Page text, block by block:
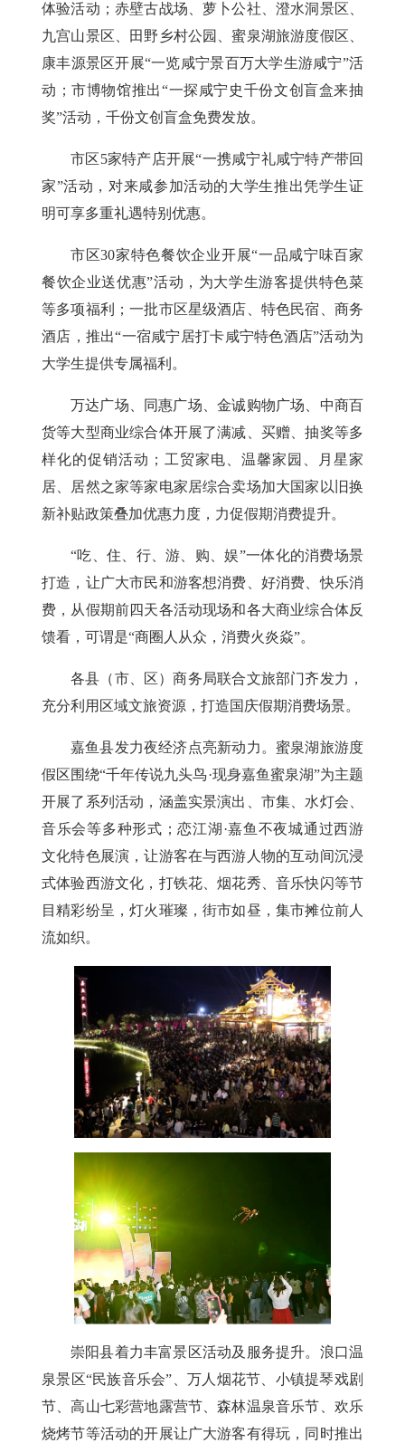
体验活动；赤壁古战场、萝卜公社、澄水洞景区、
九宫山景区、田野乡村公园、蜜泉湖旅游度假区、
康丰源景区开展“一览咸宁景百万大学生游咸宁”活
动；市博物馆推出“一探咸宁史千份文创盲盒来抽
奖”活动，千份文创盲盒免费发放。
市区5家特产店开展“一携咸宁礼咸宁特产带回
家”活动，对来咸参加活动的大学生推出凭学生证
明可享多重礼遇特别优惠。
市区30家特色餐饮企业开展“一品咸宁味百家
餐饮企业送优惠”活动，为大学生游客提供特色菜
等多项福利；一批市区星级酒店、特色民宿、商务
酒店，推出“一宿咸宁居打卡咸宁特色酒店”活动为
大学生提供专属福利。
万达广场、同惠广场、金诚购物广场、中商百
货等大型商业综合体开展了满减、买赠、抽奖等多
样化的促销活动；工贸家电、温馨家园、月星家
居、居然之家等家电家居综合卖场加大国家以旧换
新补贴政策叠加优惠力度，力促假期消费提升。
“吃、住、行、游、购、娱”一体化的消费场景
打造，让广大市民和游客想消费、好消费、快乐消
费，从假期前四天各活动现场和各大商业综合体反
馈看，可谓是“商圈人从众，消费火炎焱”。
各县（市、区）商务局联合文旅部门齐发力，
充分利用区域文旅资源，打造国庆假期消费场景。
嘉鱼县发力夜经济点亮新动力。蜜泉湖旅游度
假区围绕“千年传说九头鸟·现身嘉鱼蜜泉湖”为主题
开展了系列活动，涵盖实景演出、市集、水灯会、
音乐会等多种形式；恋江湖·嘉鱼不夜城通过西游
文化特色展演，让游客在与西游人物的互动间沉浸
式体验西游文化，打铁花、烟花秀、音乐快闪等节
目精彩纷呈，灯火璀璨，街市如昼，集市摊位前人
流如织。
崇阳县着力丰富景区活动及服务提升。浪口温
泉景区“民族音乐会”、万人烟花节、小镇提琴戏剧
节、高山七彩营地露营节、森林温泉音乐节、欢乐
烧烤节等活动的开展让广大游客有得玩，同时推出